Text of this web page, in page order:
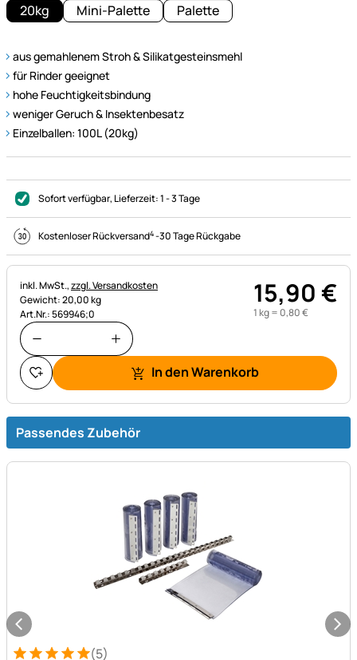
20kg
Mini-Palette Palette
aus gemahlenem Stroh & Silikatgesteinsmehl
für Rinder geeignet
hohe Feuchtigkeitsbindung
weniger Geruch & Insektenbesatz
Einzelballen: 100L (20kg)
Sofort verfügbar, Lieferzeit:1 - 3 Tage
Kostenloser Rückversand4-30 Tage Rückgabe
Steuerhinweis:
inkl. MwSt.,zzgl. Versandkosten
Gewicht: 20,00 kg
Art.Nr.: 569946;0
15,90€
1 kg = 0,80€
In den Warenkorb
Passendes Zubehör
(5)